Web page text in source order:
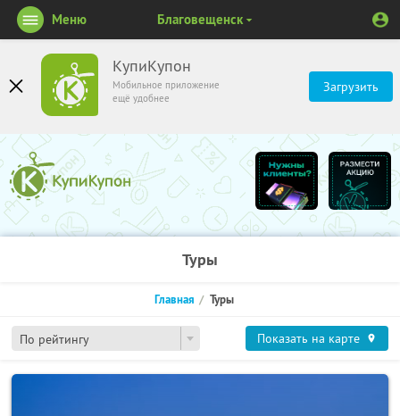
КупиКупон
Мобильное приложение
ещё удобнее
Загрузить
Меню Благовещенск
Туры
По рейтингу
Главная Туры
Показать на карте